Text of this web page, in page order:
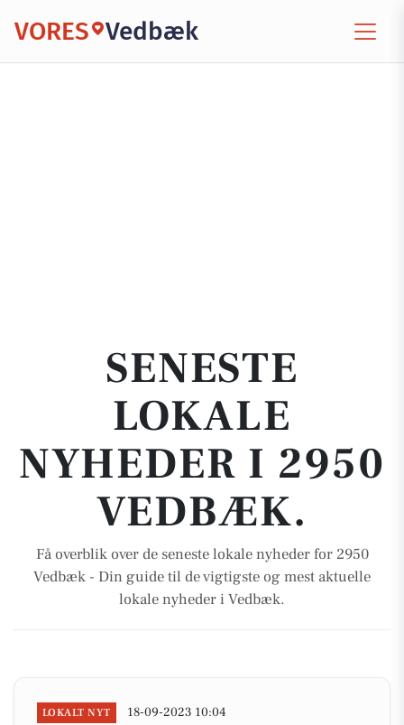
VORES Vedbæk
SENESTE
LOKALE
NYHEDER I 2950
VEDBÆK.
Få overblik over de seneste lokale nyheder for 2950
Vedbæk - Din guide til de vigtigste og mest aktuelle
lokale nyheder i Vedbæk.
LOKALT NYT 18-09-2023 10:04